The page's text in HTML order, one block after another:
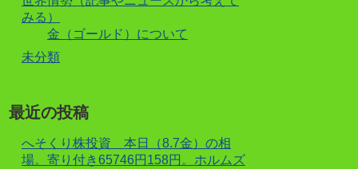
みる）
金（ゴールド）について
未分類
最近の投稿
へそくり株投資 本日（8.7金）の相
場。寄り付き65746円158円。ホルムズ